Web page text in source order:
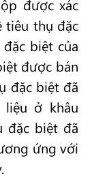
được xác
tiêu thụ đặc
biệt của
được bán
đặc biệt đã
ở khâu
đặc biệt đã
ứng với